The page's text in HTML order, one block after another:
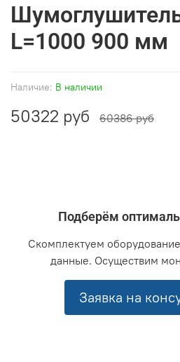
Наличие: В наличии
L=1000 900 мм
50322 руб 60386 руб
Подберём
Скомплектуем
данные. Осуществим
Заявка на